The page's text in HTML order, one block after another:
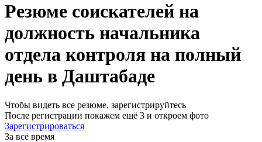
Резюме соискателей на
должность начальника
отдела контроля на полный
день в Даштабаде
Чтобы видеть все резюме, зарегистрируйтесь
После регистрации покажем ещё 3 и откроем фото
Зарегистрироваться
За всё время